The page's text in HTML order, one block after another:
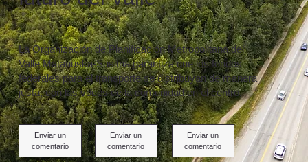
La Organización de Planificación Metropolitana del
Valle Matanuska-Susitna garantiza que los fondos
federales para el transporte se distribuyan de manera
justa, con las voces de la comunidad en el centro.
Enviar un
comentario
Enviar un
comentario
Enviar un
comentario